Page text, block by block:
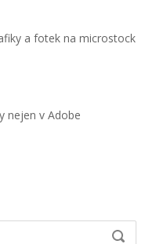
a fotek na microstock
nejen v Adobe